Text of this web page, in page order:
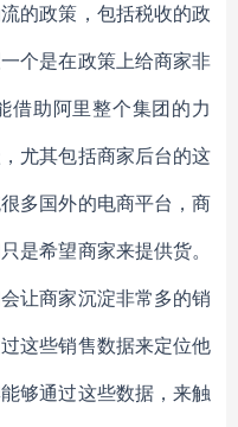
的政策，包括税收的政
个是在政策上给商家非
借助阿里整个集团的力
尤其包括商家后台的这
多国外的电商平台，商
是希望商家来提供货。
让商家沉淀非常多的销
这些销售数据来定位他
够通过这些数据，来触